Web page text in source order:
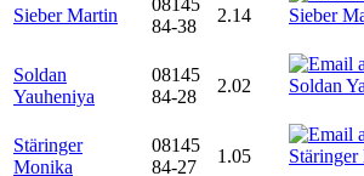
Sieber Martin
08145
84-38
2.14
Soldan
Yauheniya
08145
84-28
2.02
Stäringer
Monika
08145
84-27
1.05